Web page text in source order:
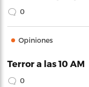
0
Opiniones
Terror a las 10 AM
0